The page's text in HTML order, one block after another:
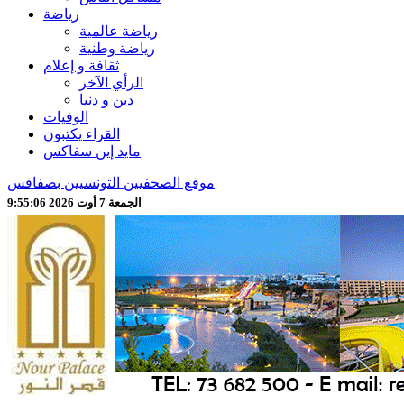
رياضة
رياضة عالمية
رياضة وطنية
ثقافة و إعلام
الرأي الآخر
دين و دنيا
الوفيات
القراء يكتبون
مايد إين سفاكس
موقع الصحفيين التونسيين بصفاقس
الجمعة 7 أوت 2026 9:55:08